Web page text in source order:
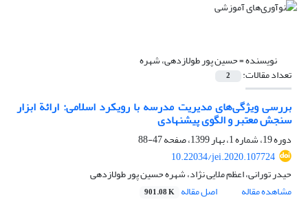
نویسنده =حسین پور طولازدهی، شهره
تعداد مقالات: 2
بررسی ویژگی‌های مدیریت مدرسه با رویکرد اسلامی: ارائة ابزار
سنجش معتبر و الگوی پیشنهادی
دوره 19، شماره 1، بهار 1399، صفحه
47-88
10.22034/jei.2020.107724
حیدر تورانی، اعظم ملایی نژاد، شهره حسین پور طولازدهی
مشاهده مقاله
اصل مقاله 901.08 K